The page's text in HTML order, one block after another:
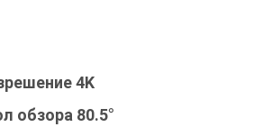
4K
обзора 80.5°